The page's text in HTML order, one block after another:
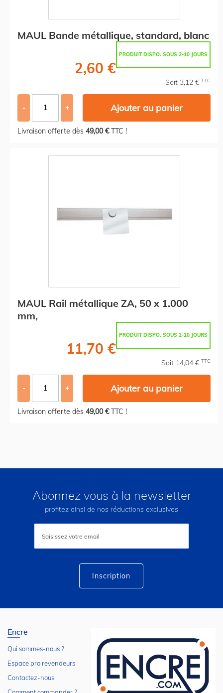
MAUL Bande métallique, standard, blanc
PRODUIT DISPO. SOUS 2-10 JOURS
2,60 €
Soit 3,12 € TTC
- + Ajouter au panier
Livraison offerte dès 49,00 €TTC !
MAUL Rail métallique ZA, 50 x 1.000
mm,
PRODUIT DISPO. SOUS 2-10 JOURS
11,70 €
Soit 14,04 € TTC
- + Ajouter au panier
Livraison offerte dès 49,00 €TTC !
Abonnez vous à la newsletter
profitez ainsi de nos réductions exclusives
lettre
Inscription
Encre
Qui sommes-nous ?
Espace pro revendeurs
Contactez-nous